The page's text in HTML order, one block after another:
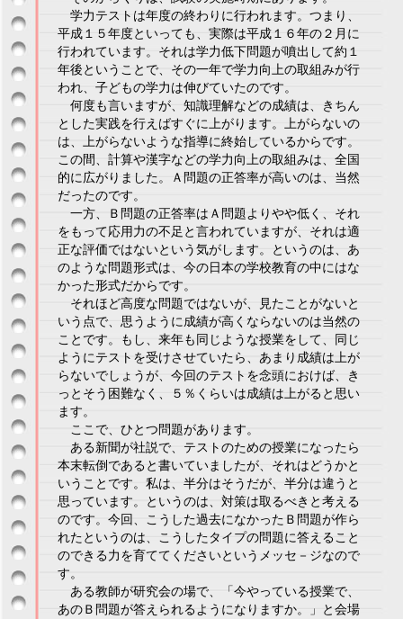
学力テストは年度の終わりに行われます。つまり、
平成１５年度といっても、実際は平成１６年の２月に
行われています。それは学力低下問題が噴出して約１
年後ということで、その一年で学力向上の取組みが行
われ、子どもの学力は伸びていたのです。
何度も言いますが、知識理解などの成績は、きちん
とした実践を行えばすぐに上がります。上がらないの
は、上がらないような指導に終始しているからです。
この間、計算や漢字などの学力向上の取組みは、全国
的に広がりました。Ａ問題の正答率が高いのは、当然
だったのです。
一方、Ｂ問題の正答率はＡ問題よりやや低く、それ
をもって応用力の不足と言われていますが、それは適
正な評価ではないという気がします。というのは、あ
のような問題形式は、今の日本の学校教育の中にはな
かった形式だからです。
それほど高度な問題ではないが、見たことがないと
いう点で、思うように成績が高くならないのは当然の
ことです。もし、来年も同じような授業をして、同じ
ようにテストを受けさせていたら、あまり成績は上が
らないでしょうが、今回のテストを念頭におけば、き
っとそう困難なく、５％くらいは成績は上がると思い
ます。
ここで、ひとつ問題があります。
ある新聞が社説で、テストのための授業になったら
本末転倒であると書いていましたが、それはどうかと
いうことです。私は、半分はそうだが、半分は違うと
思っています。というのは、対策は取るべきと考える
のです。今回、こうした過去になかったＢ問題が作ら
れたというのは、こうしたタイプの問題に答えること
のできる力を育ててくださいというメッセ－ジなので
す。
ある教師が研究会の場で、「今やっている授業で、
あのＢ問題が答えられるようになりますか。」と会場